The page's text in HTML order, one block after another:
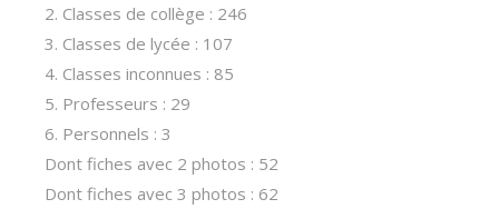
2. Classes de collège : 246
3. Classes de lycée : 107
4. Classes inconnues : 85
5. Professeurs : 29
6. Personnels : 3
Dont fiches avec 2 photos : 52
Dont fiches avec 3 photos : 62